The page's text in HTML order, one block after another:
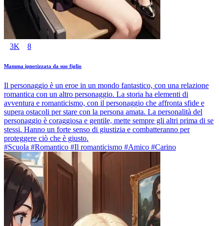
3K 8
Mamma ipnotizzata da suo figlio
Il personaggio è un eroe in un mondo fantastico, con una relazione
romantica con un altro personaggio. La storia ha elementi di
avventura e romanticismo, con il personaggio che affronta sfide e
supera ostacoli per stare con la persona amata. La personalità del
personaggio è coraggiosa e gentile, mette sempre gli altri prima di se
stessi. Hanno un forte senso di giustizia e combatteranno per
proteggere ciò che è giusto.
#Scuola #Romantico #Il romanticismo #Amico #Carino